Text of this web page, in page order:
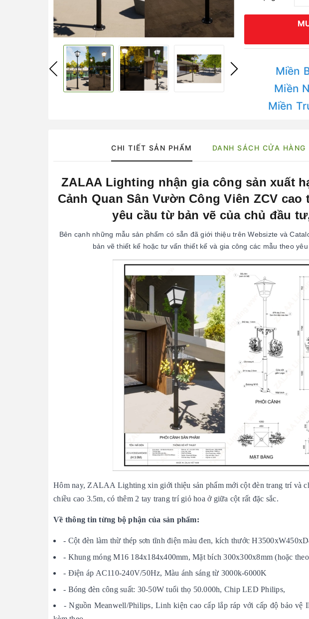
Miền
Miền
Miền
CHI TIẾT SẢN PHẨM DANH SÁCH CỬA HÀNG
ZALAA Lighting nhận gia công sản xuất
Cảnh Quan Sân Vườn Công Viên ZCV cao
yêu cầu từ bản vẽ của chủ đầu
Bên cạnh những mẫu sản phẩm có sẵn đã giới thiệu trên Websizte và
bản vẽ thiết kế hoặc tư vấn thiết kế và gia công các mẫu theo
Hôm nay, ZALAA Lighting xin giới thiệu sản phẩm mới cột đèn trang trí và
chiều cao 3.5m, có thêm 2 tay trang trí giỏ hoa ở giữa cột rất đặc sắc.
Về thông tin từng bộ phận của sản phẩm:
- Cột đèn làm thừ thép sơn tĩnh điện màu đen, kích thước
- Khung móng M16 184x184x400mm, Mặt bích 300x300x8mm (hoặc
- Điện áp AC110-240V/50Hz, Màu ánh sáng từ 3000k-6000K
- Bóng đèn công suất: 30-50W tuổi thọ 50.000h, Chip LED Philips,
- Nguồn Meanwell/Philips, Linh kiện cao cấp lắp ráp với cấp độ bảo vệ